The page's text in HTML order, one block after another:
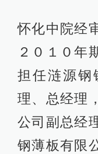
怀化中院经
２０１０年
担任涟源钢
理、总经理
公司副总经
钢薄板有限